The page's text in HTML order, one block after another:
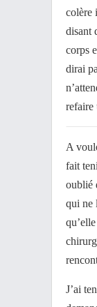
colère
disant
corps
dirai
refaire
A
fait
oublié
qui ne
J’ai